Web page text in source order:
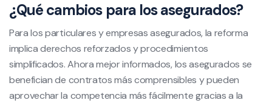
¿Qué cambios para los asegurados?
Para los particulares y empresas asegurados, la reforma
implica derechos reforzados y procedimientos
simplificados. Ahora mejor informados, los asegurados se
benefician de contratos más comprensibles y pueden
aprovechar la competencia más fácilmente gracias a la